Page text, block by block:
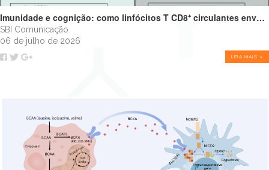
Imunidade e cognição: como linfócitos T CD8⁺ circulantes envelhecidos podem impulsionar o declínio cognitivo
SBI Comunicação
06 de julho de 2026
LEIA MAIS >